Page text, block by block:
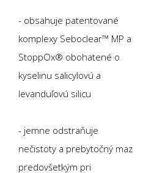
- obsahuje patentované
komplexy Seboclear™ MP a
StoppOx® obohatené o
kyselinu salicylovú a
levanduľovú silicu
- jemne odstraňuje
nečistoty a prebytočný maz
predovšetkým pri